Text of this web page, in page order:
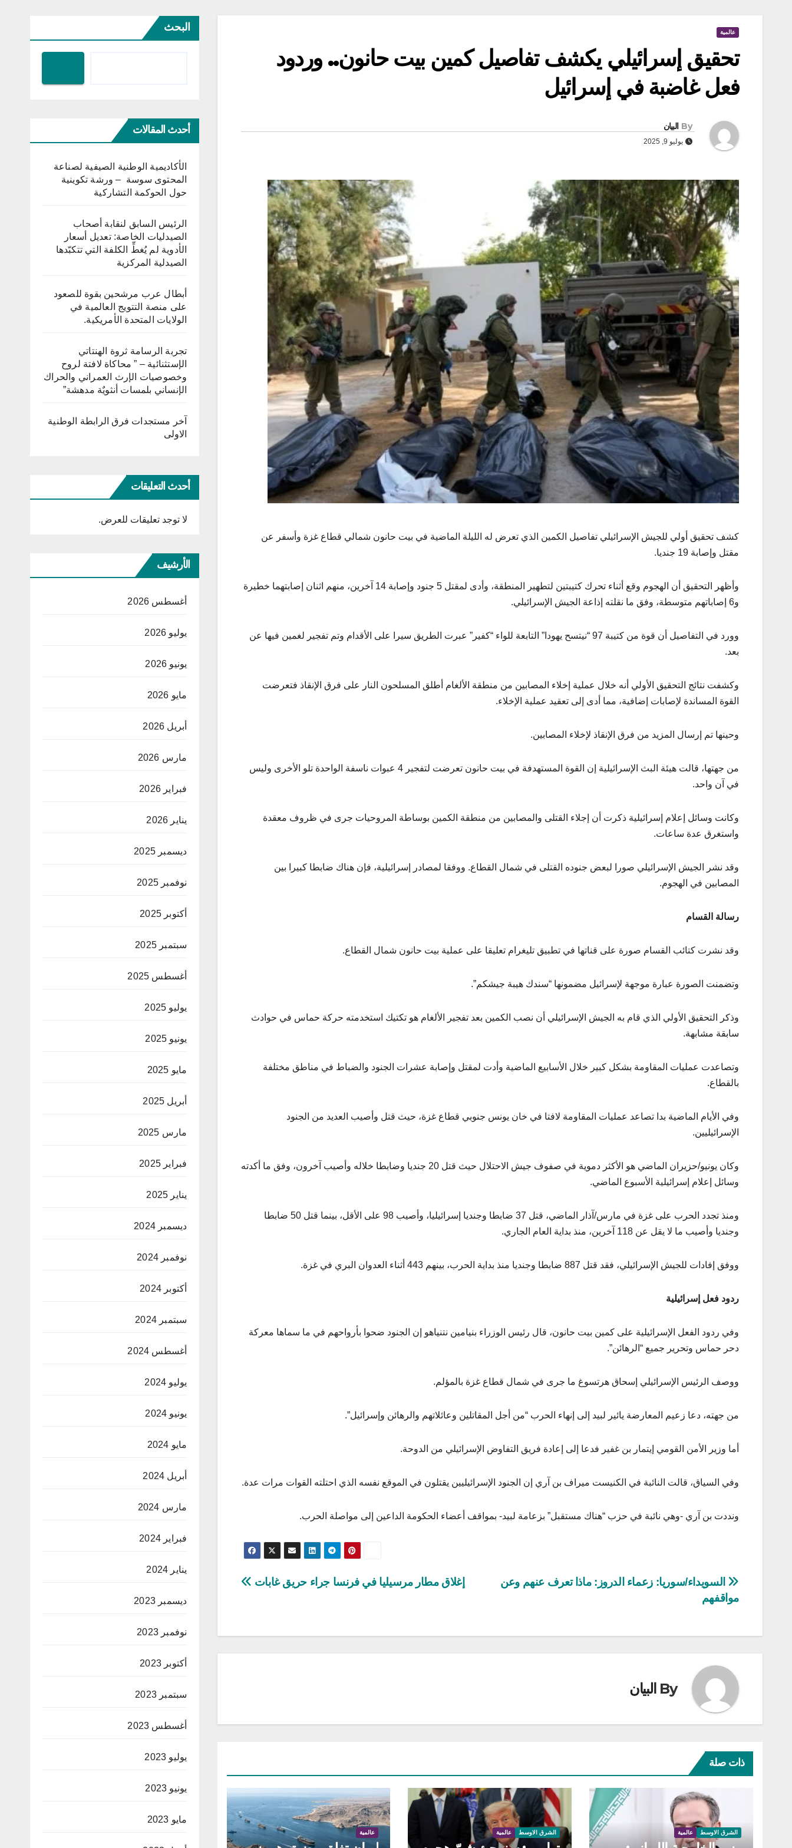
عالمية
تحقيق إسرائيلي يكشف تفاصيل كمين بيت حانون.. وردود
فعل غاضبة في إسرائيل
By البيان
يوليو 9, 2025
كشف تحقيق أولي للجيش الإسرائيلي تفاصيل الكمين الذي تعرض له الليلة الماضية في بيت حانون شمالي قطاع غزة وأسفر عن
مقتل وإصابة 19 جنديا.
وأظهر التحقيق أن الهجوم وقع أثناء تحرك كتيبتين لتطهير المنطقة، وأدى لمقتل 5 جنود وإصابة 14 آخرين، منهم اثنان إصابتهما خطيرة
و6 إصاباتهم متوسطة، وفق ما نقلته إذاعة الجيش الإسرائيلي.
وورد في التفاصيل أن قوة من كتيبة 97 “نيتسح يهودا” التابعة للواء “كفير” عبرت الطريق سيرا على الأقدام وتم تفجير لغمين فيها عن
بعد.
وكشفت نتائج التحقيق الأولي أنه خلال عملية إخلاء المصابين من منطقة الألغام أطلق المسلحون النار على فرق الإنقاذ فتعرضت
القوة المساندة لإصابات إضافية، مما أدى إلى تعقيد عملية الإخلاء.
وحينها تم إرسال المزيد من فرق الإنقاذ لإخلاء المصابين.
من جهتها، قالت هيئة البث الإسرائيلية إن القوة المستهدفة في بيت حانون تعرضت لتفجير 4 عبوات ناسفة الواحدة تلو الأخرى وليس
في آن واحد.
وكانت وسائل إعلام إسرائيلية ذكرت أن إجلاء القتلى والمصابين من منطقة الكمين بوساطة المروحيات جرى في ظروف معقدة
واستغرق عدة ساعات.
وقد نشر الجيش الإسرائيلي صورا لبعض جنوده القتلى في شمال القطاع. ووفقا لمصادر إسرائيلية، فإن هناك ضابطا كبيرا بين
المصابين في الهجوم.
رسالة القسام
وقد نشرت كتائب القسام صورة على قناتها في تطبيق تليغرام تعليقا على عملية بيت حانون شمال القطاع.
وتضمنت الصورة عبارة موجهة لإسرائيل مضمونها “سندك هيبة جيشكم”.
وذكر التحقيق الأولي الذي قام به الجيش الإسرائيلي أن نصب الكمين بعد تفجير الألغام هو تكتيك استخدمته حركة حماس في حوادث
سابقة مشابهة.
وتصاعدت عمليات المقاومة بشكل كبير خلال الأسابيع الماضية وأدت لمقتل وإصابة عشرات الجنود والضباط في مناطق مختلفة
بالقطاع.
وفي الأيام الماضية بدا تصاعد عمليات المقاومة لافتا في خان يونس جنوبي قطاع غزة، حيث قتل وأصيب العديد من الجنود
الإسرائيليين.
وكان يونيو/حزيران الماضي هو الأكثر دموية في صفوف جيش الاحتلال حيث قتل 20 جنديا وضابطا خلاله وأصيب آخرون، وفق ما أكدته
وسائل إعلام إسرائيلية الأسبوع الماضي.
ومنذ تجدد الحرب على غزة في مارس/آذار الماضي، قتل 37 ضابطا وجنديا إسرائيليا، وأصيب 98 على الأقل، بينما قتل 50 ضابطا
وجنديا وأصيب ما لا يقل عن 118 آخرين، منذ بداية العام الجاري.
ووفق إفادات للجيش الإسرائيلي، فقد قتل 887 ضابطا وجنديا منذ بداية الحرب، بينهم 443 أثناء العدوان البري في غزة.
ردود فعل إسرائيلية
وفي ردود الفعل الإسرائيلية على كمين بيت حانون، قال رئيس الوزراء بنيامين نتنياهو إن الجنود ضحوا بأرواحهم في ما سماها معركة
دحر حماس وتحرير جميع “الرهائن”.
ووصف الرئيس الإسرائيلي إسحاق هرتسوغ ما جرى في شمال قطاع غزة بالمؤلم.
من جهته، دعا زعيم المعارضة يائير لبيد إلى إنهاء الحرب “من أجل المقاتلين وعائلاتهم والرهائن وإسرائيل”.
أما وزير الأمن القومي إيتمار بن غفير فدعا إلى إعادة فريق التفاوض الإسرائيلي من الدوحة.
وفي السياق، قالت النائبة في الكنيست ميراف بن آري إن الجنود الإسرائيليين يقتلون في الموقع نفسه الذي احتلته القوات مرات عدة.
ونددت بن آري -وهي نائبة في حزب “هناك مستقبل” بزعامة لبيد- بمواقف أعضاء الحكومة الداعين إلى مواصلة الحرب.
تصفّح
المقالات
إغلاق مطار مرسيليا في فرنسا جراء حريق غابات
السويداء/سوريا: زعماء الدروز: ماذا تعرف عنهم وعن
مواقفهم
By البيان
ذات صلة
الشرق الاوسط عالمية الشرق الاوسط عالمية عالمية
البحث
أحدث المقالات
الأكاديمية الوطنية الصيفية لصناعة
المحتوى سوسة – ورشة تكوينية
حول الحوكمة التشاركية
الرئيس السابق لنقابة أصحاب
الصيدليات الخاصة: تعديل أسعار
الأدوية لم يُغطِّ الكلفة التي تتكبّدها
الصيدلية المركزية
أبطال عرب مرشحين بقوة للصعود
على منصة التتويج العالمية في
الولايات المتحدة الأمريكية.
تجربة الرسامة ثروة الهنتاتي
الإستثنائية – ” محاكاة لافتة لروح
وخصوصيات الإرث العمراني والحراك
الإنساني بلمسات أنثويٌة مدهشة”
آخر مستجدات فرق الرابطة الوطنية
الاولى
أحدث التعليقات
لا توجد تعليقات للعرض.
الأرشيف
أغسطس 2026
يوليو 2026
يونيو 2026
مايو 2026
أبريل 2026
مارس 2026
فبراير 2026
يناير 2026
ديسمبر 2025
نوفمبر 2025
أكتوبر 2025
سبتمبر 2025
أغسطس 2025
يوليو 2025
يونيو 2025
مايو 2025
أبريل 2025
مارس 2025
فبراير 2025
يناير 2025
ديسمبر 2024
نوفمبر 2024
أكتوبر 2024
سبتمبر 2024
أغسطس 2024
يوليو 2024
يونيو 2024
مايو 2024
أبريل 2024
مارس 2024
فبراير 2024
يناير 2024
ديسمبر 2023
نوفمبر 2023
أكتوبر 2023
سبتمبر 2023
أغسطس 2023
يوليو 2023
يونيو 2023
مايو 2023